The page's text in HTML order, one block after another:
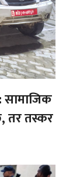
सामाजिक
तर तस्कर